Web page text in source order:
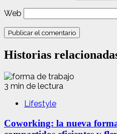
Web
Historias
3 min de lectura
Lifestyle
Coworking: la nueva